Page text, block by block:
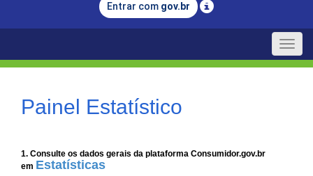
Legislação
Entrar com gov.br
Toggle
Painel Estatístico
1. Consulte os dados gerais da plataforma Consumidor.gov.br
em Estatísticas